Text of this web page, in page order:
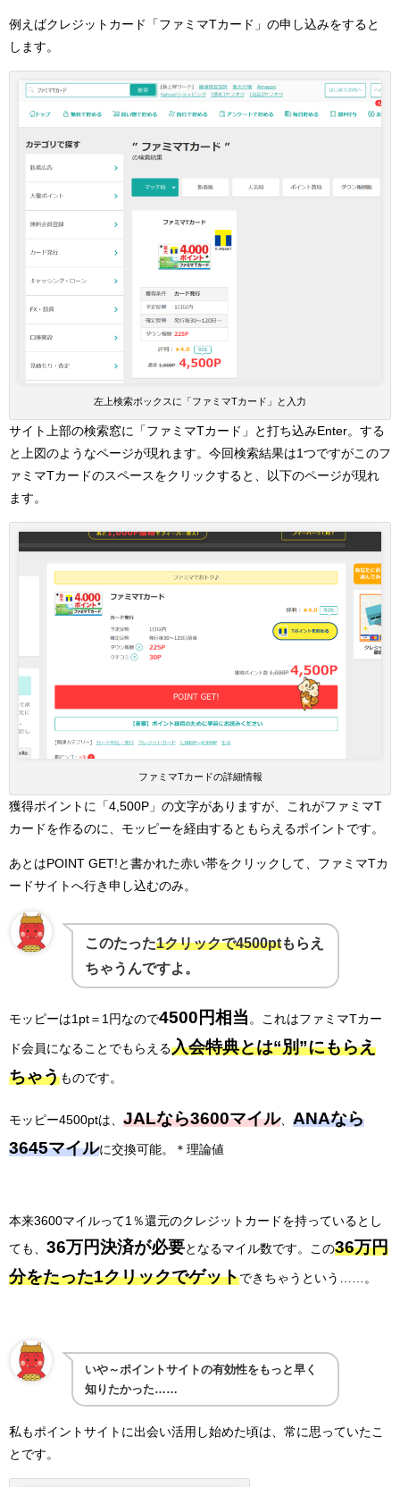
例えばクレジットカード「ファミマTカード」の申し込みをすると
します。
左上検索ボックスに「ファミマTカード」と入力
サイト上部の検索窓に「ファミマTカード」と打ち込みEnter。する
と上図のようなページが現れます。今回検索結果は1つですがこのフ
ァミマTカードのスペースをクリックすると、以下のページが現れ
ます。
ファミマTカードの詳細情報
獲得ポイントに「4,500P」の文字がありますが、これがファミマT
カードを作るのに、モッピーを経由するともらえるポイントです。
あとはPOINT GET!と書かれた赤い帯をクリックして、ファミマTカ
ードサイトへ行き申し込むのみ。
このたった1クリックで4500ptもらえ
ちゃうんですよ。
モッピーは1pt＝1円なので4500円相当 。これはファミマTカー
ド会員になることでもらえる入会特典とは“別”にもらえ
ちゃうものです。
モッピー4500ptは、 JALなら3600マイル、 ANAなら
3645マイルに交換可能。＊理論値
本来3600マイルって1％還元のクレジットカードを持っているとし
ても、 36万円決済が必要となるマイル数です。この36万円
分をたった1クリックでゲットできちゃうという……。
いや～ポイントサイトの有効性をもっと早く
知りたかった……
私もポイントサイトに出会い活用し始めた頃は、常に思っていたこ
とです。